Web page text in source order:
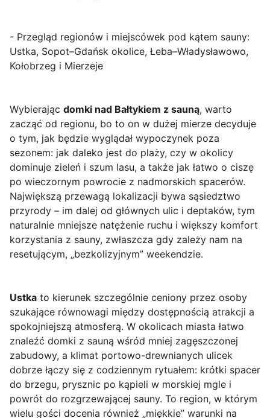
- Przegląd regionów i miejscówek pod kątem sauny:
Ustka, Sopot–Gdańsk okolice, Łeba–Władysławowo,
Kołobrzeg i Mierzeje
Wybierając domki nad Bałtykiem z sauną, warto
zacząć od regionu, bo to on w dużej mierze decyduje
o tym, jak będzie wyglądał wypoczynek poza
sezonem: jak daleko jest do plaży, czy w okolicy
dominuje zieleń i szum lasu, a także jak łatwo o ciszę
po wieczornym powrocie z nadmorskich spacerów.
Największą przewagą lokalizacji bywa sąsiedztwo
przyrody – im dalej od głównych ulic i deptaków, tym
naturalnie mniejsze natężenie ruchu i większy komfort
korzystania z sauny, zwłaszcza gdy zależy nam na
resetującym, „bezkolizyjnym” weekendzie.
Ustka to kierunek szczególnie ceniony przez osoby
szukające równowagi między dostępnością atrakcji a
spokojniejszą atmosferą. W okolicach miasta łatwo
znaleźć domki z sauną wśród mniej zagęszczonej
zabudowy, a klimat portowo-drewnianych ulicek
dobrze łączy się z codziennym rytuałem: krótki spacer
do brzegu, prysznic po kąpieli w morskiej mgle i
powrót do rozgrzewającej sauny. To region, w którym
wielu gości docenia również „miękkie” warunki na